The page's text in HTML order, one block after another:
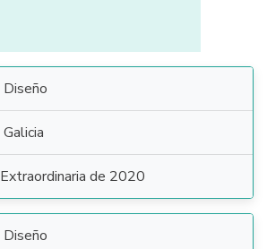
Diseño
Galicia
Extraordinaria de 2020
Diseño